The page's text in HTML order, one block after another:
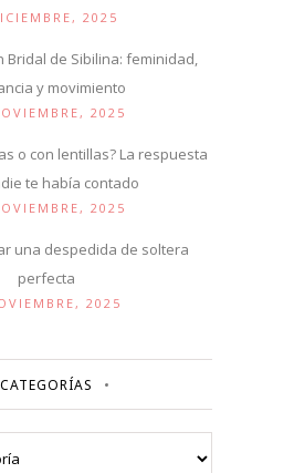
2025
Bridal de Sibilina: feminidad,
y movimiento
2025
o con lentillas? La respuesta
te había contado
2025
una despedida de soltera
perfecta
2025
CATEGORÍAS